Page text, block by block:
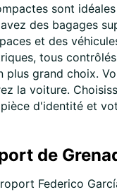
sont
des bagages
et des
tous
grand choix.
la voiture.
d'identité et
de
Federico